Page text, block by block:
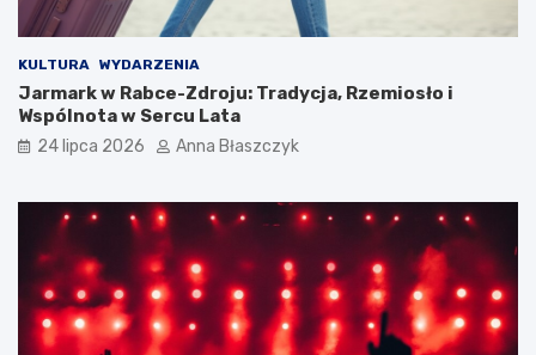
KULTURA WYDARZENIA
Jarmark w Rabce-Zdroju: Tradycja, Rzemiosło i
Wspólnota w Sercu Lata
24 lipca 2026 Anna Błaszczyk